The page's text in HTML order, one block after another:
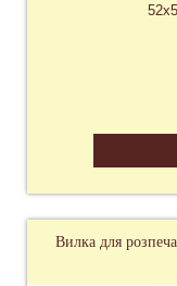
Вилка для